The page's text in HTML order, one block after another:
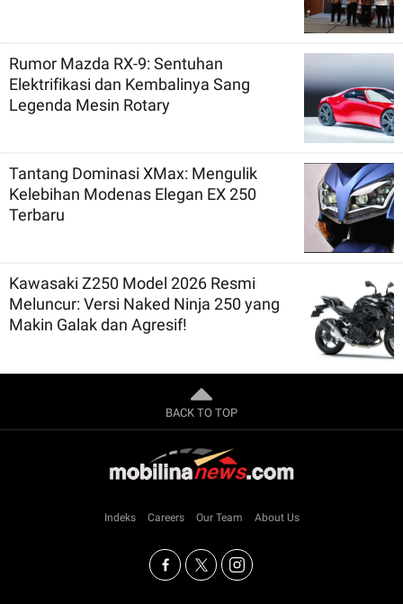
Rumor Mazda RX-9: Sentuhan
Elektrifikasi dan Kembalinya Sang
Legenda Mesin Rotary
Tantang Dominasi XMax: Mengulik
Kelebihan Modenas Elegan EX 250
Terbaru
Kawasaki Z250 Model 2026 Resmi
Meluncur: Versi Naked Ninja 250 yang
Makin Galak dan Agresif!
BACK TO TOP
Indeks Careers Our Team About Us